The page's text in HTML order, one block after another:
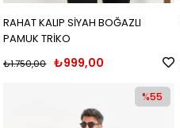
RAHAT KALIP SİYAH BOĞAZLI
PAMUK TRİKO
₺999,00
₺1.750,00
%55